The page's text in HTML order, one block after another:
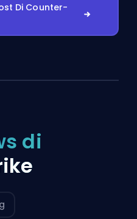
Di Counter-
di